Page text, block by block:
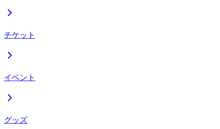
チケット
イベント
グッズ